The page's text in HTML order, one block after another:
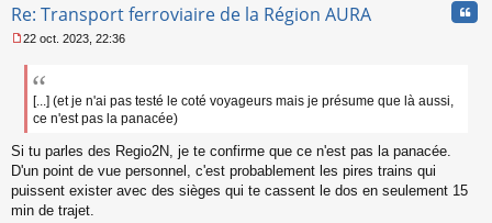
Re: Transport ferroviaire de la Région AURA
e
g
e
n
o
n
l
22 oct. 2023, 22:36
[...] (et je n'ai pas testé le coté voyageurs mais je présume que là aussi,
ce n'est pas la panacée)
Si tu parles des Regio2N, je te confirme que ce n'est pas la panacée.
D'un point de vue personnel, c'est probablement les pires trains qui
puissent exister avec des sièges qui te cassent le dos en seulement 15
min de trajet.